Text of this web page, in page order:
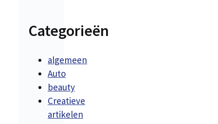
Categorieën
algemeen
Auto
beauty
Creatieve
artikelen